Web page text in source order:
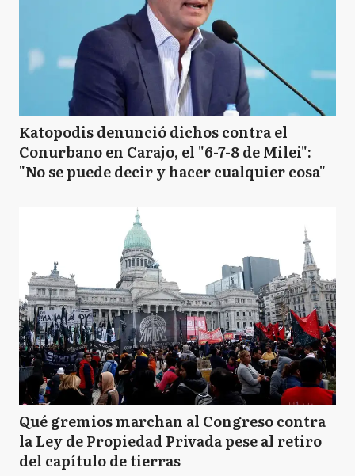
Katopodis denunció dichos contra el
Conurbano en Carajo, el "6-7-8 de Milei":
"No se puede decir y hacer cualquier cosa"
Qué gremios marchan al Congreso contra
la Ley de Propiedad Privada pese al retiro
del capítulo de tierras